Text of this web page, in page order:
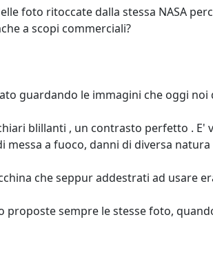
foto ritoccate dalla stessa NASA
a scopi commerciali?
guardando le immagini che oggi
blillanti , un contrasto perfetto . E'
a fuoco, danni di diversa
che seppur addestrati ad usare
sempre le stesse foto,